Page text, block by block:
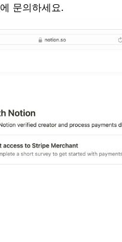
에 문의하세요.